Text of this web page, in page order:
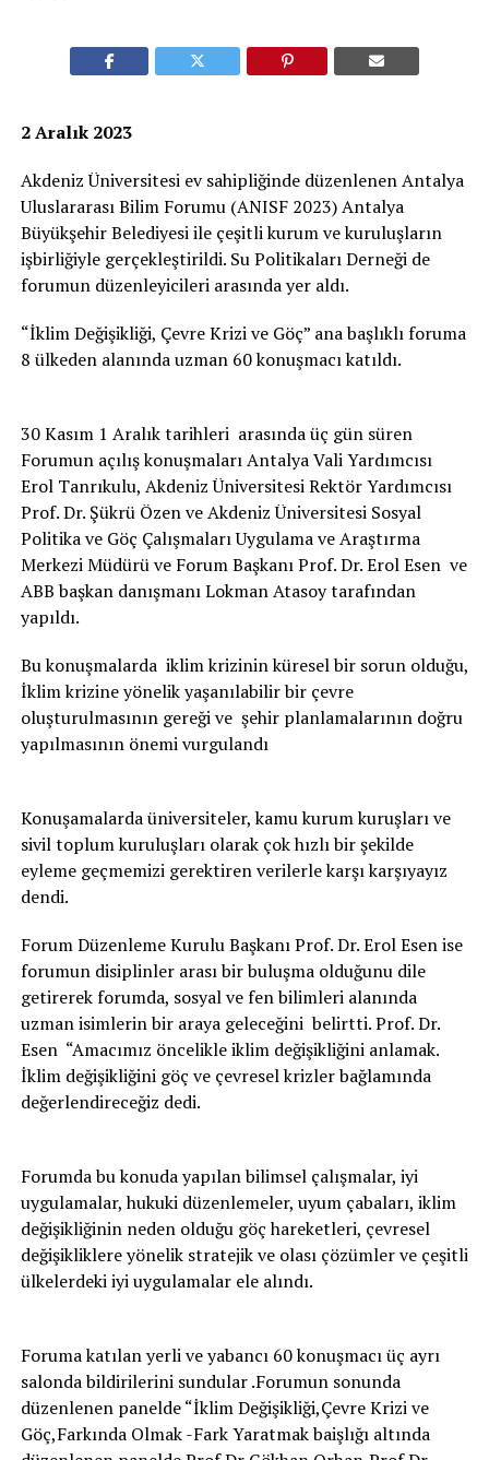
2 Aralık 2023
Akdeniz Üniversitesi ev sahipliğinde düzenlenen Antalya
Uluslararası Bilim Forumu (ANISF 2023) Antalya
Büyükşehir Belediyesi ile çeşitli kurum ve kuruluşların
işbirliğiyle gerçekleştirildi. Su Politikaları Derneği de
forumun düzenleyicileri arasında yer aldı.
“İklim Değişikliği, Çevre Krizi ve Göç” ana başlıklı foruma
8 ülkeden alanında uzman 60 konuşmacı katıldı.
30 Kasım 1 Aralık tarihleri arasında üç gün süren
Forumun açılış konuşmaları Antalya Vali Yardımcısı
Erol Tanrıkulu, Akdeniz Üniversitesi Rektör Yardımcısı
Prof. Dr. Şükrü Özen ve Akdeniz Üniversitesi Sosyal
Politika ve Göç Çalışmaları Uygulama ve Araştırma
Merkezi Müdürü ve Forum Başkanı Prof. Dr. Erol Esen ve
ABB başkan danışmanı Lokman Atasoy tarafından
yapıldı.
Bu konuşmalarda iklim krizinin küresel bir sorun olduğu,
İklim krizine yönelik yaşanılabilir bir çevre
oluşturulmasının gereği ve şehir planlamalarının doğru
yapılmasının önemi vurgulandı
Konuşamalarda üniversiteler, kamu kurum kuruşları ve
sivil toplum kuruluşları olarak çok hızlı bir şekilde
eyleme geçmemizi gerektiren verilerle karşı karşıyayız
dendi.
Forum Düzenleme Kurulu Başkanı Prof. Dr. Erol Esen ise
forumun disiplinler arası bir buluşma olduğunu dile
getirerek forumda, sosyal ve fen bilimleri alanında
uzman isimlerin bir araya geleceğini belirtti. Prof. Dr.
Esen “Amacımız öncelikle iklim değişikliğini anlamak.
İklim değişikliğini göç ve çevresel krizler bağlamında
değerlendireceğiz dedi.
Forumda bu konuda yapılan bilimsel çalışmalar, iyi
uygulamalar, hukuki düzenlemeler, uyum çabaları, iklim
değişikliğinin neden olduğu göç hareketleri, çevresel
değişikliklere yönelik stratejik ve olası çözümler ve çeşitli
ülkelerdeki iyi uygulamalar ele alındı.
Foruma katılan yerli ve yabancı 60 konuşmacı üç ayrı
salonda bildirilerini sundular .Forumun sonunda
düzenlenen panelde “İklim Değişikliği,Çevre Krizi ve
Göç,Farkında Olmak -Fark Yaratmak baişlığı altında